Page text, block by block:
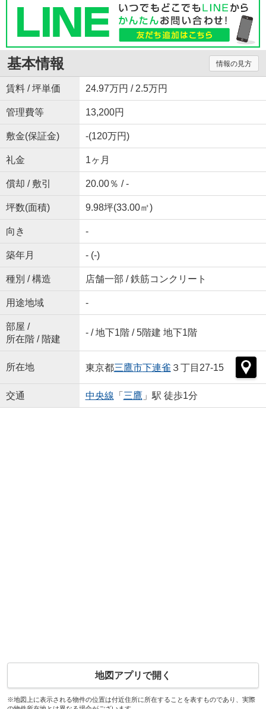
基本情報 情報の見方
賃料 / 坪単価 24.97万円 / 2.5万円
管理費等 13,200円
敷金(保証金) -(120万円)
礼金 1ヶ月
償却 / 敷引 20.00％ / -
坪数(面積) 9.98坪(33.00㎡)
向き -
築年月 - (-)
種別 / 構造 店舗一部 / 鉄筋コンクリート
用途地域 -
部屋 /
所在階 / 階建
- / 地下1階 / 5階建 地下1階
所在地 東京都三鷹市下連雀 ３丁目27-15
交通 中央線 「 三鷹 」駅 徒歩1分
地図アプリで開く
※地図上に表示される物件の位置は付近住所に所在することを表すものであり、実際